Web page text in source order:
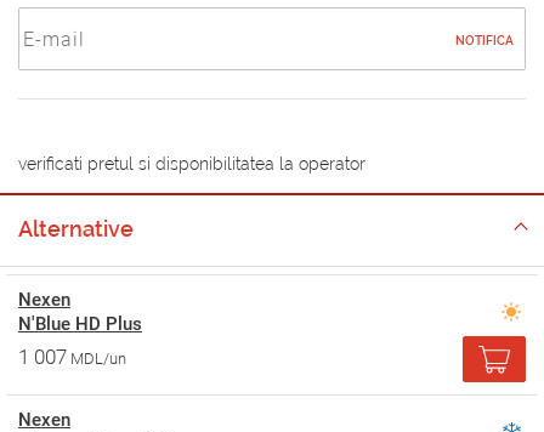
NOTIFICA
verificati pretul si disponibilitatea la operator
Alternative
Nexen
N'Blue HD Plus
1 007 MDL/un
Nexen